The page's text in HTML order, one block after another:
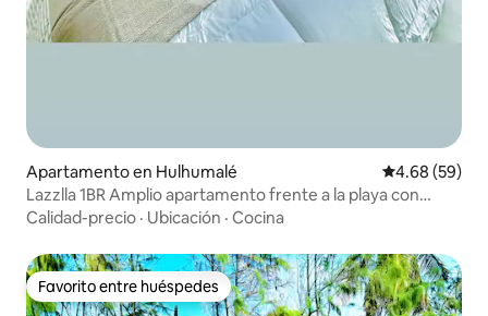
Apartamento en Hulhumalé Calificación
4.68 (59)
Lazzlla 1BR Amplio apartamento frente a la playa con
vistas al mar
Calidad-precio · Ubicación · Cocina
Favorito entre huéspedes
Favorito entre huéspedes